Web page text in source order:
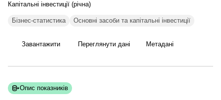
Капітальні інвестиції (річна)
Бізнес-статистика Основні засоби та капітальні інвестиції
Завантажити Переглянути дані Метадані
Опис показників